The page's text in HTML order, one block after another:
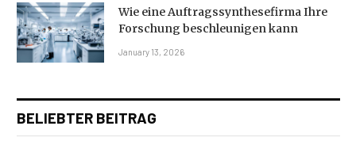
Wie eine Auftragssynthesefirma Ihre
Forschung beschleunigen kann
January 13, 2026
BELIEBTER BEITRAG